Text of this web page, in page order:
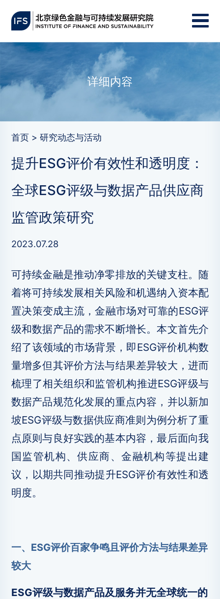
详细内容
首页 > 研究动态与活动
提升ESG评价有效性和透明度：
全球ESG评级与数据产品供应商
监管政策研究
2023.07.28
可持续金融是推动净零排放的关键支柱。随
着将可持续发展相关风险和机遇纳入资本配
置决策变成主流，金融市场对可靠的ESG评
级和数据产品的需求不断增长。本文首先介
绍了该领域的市场背景，即ESG评价机构数
量增多但其评价方法与结果差异较大，进而
梳理了相关组织和监管机构推进ESG评级与
数据产品规范化发展的重点内容，并以新加
坡ESG评级与数据供应商准则为例分析了重
点原则与良好实践的基本内容，最后面向我
国监管机构、供应商、金融机构等提出建
议，以期共同推动提升ESG评价有效性和透
明度。
一、ESG评价百家争鸣且评价方法与结果差异
较大
ESG评级与数据产品及服务并无全球统一的